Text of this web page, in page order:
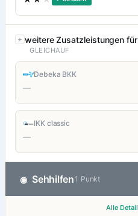
weitere Zusatzleistungen
GLEICHAUF
Debeka BKK
—
IKK classic
—
◉ Sehhilfen 1 Punkt
Alle